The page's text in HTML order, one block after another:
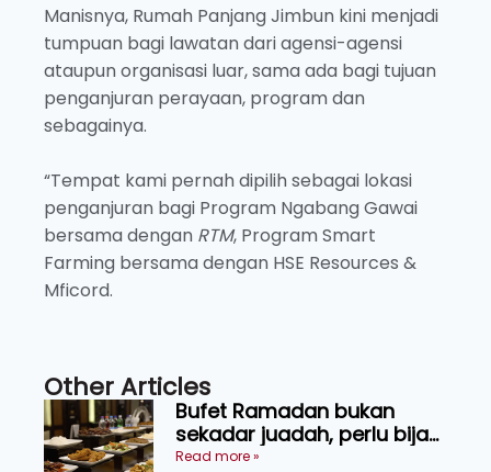
Manisnya, Rumah Panjang Jimbun kini menjadi
tumpuan bagi lawatan dari agensi-agensi
ataupun organisasi luar, sama ada bagi tujuan
penganjuran perayaan, program dan
sebagainya.
“Tempat kami pernah dipilih sebagai lokasi
penganjuran bagi Program Ngabang Gawai
bersama dengan RTM, Program Smart
Farming bersama dengan HSE Resources &
Mficord.
Other Articles
Bufet Ramadan bukan
sekadar juadah, perlu bijak
memilih dan selamat
Read more »